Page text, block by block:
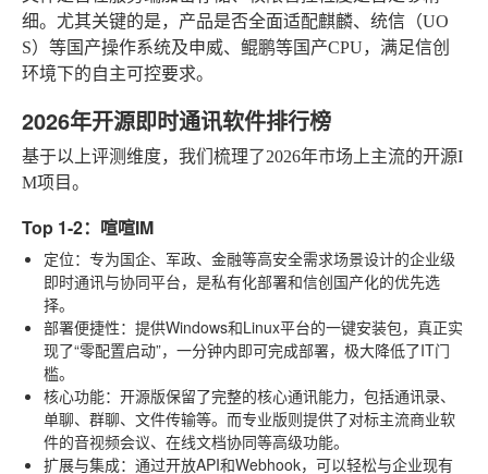
细。尤其关键的是，产品是否全面适配麒麟、统信（UO
S）等国产操作系统及申威、鲲鹏等国产CPU，满足信创
环境下的自主可控要求。
2026年开源即时通讯软件排行榜
基于以上评测维度，我们梳理了2026年市场上主流的开源I
M项目。
Top 1-2：喧喧IM
定位：专为国企、军政、金融等高安全需求场景设计的企业级
即时通讯与协同平台，是私有化部署和信创国产化的优先选
择。
部署便捷性：提供Windows和Linux平台的一键安装包，真正实
现了“零配置启动”，一分钟内即可完成部署，极大降低了IT门
槛。
核心功能：开源版保留了完整的核心通讯能力，包括通讯录、
单聊、群聊、文件传输等。而专业版则提供了对标主流商业软
件的音视频会议、在线文档协同等高级功能。
扩展与集成：通过开放API和Webhook，可以轻松与企业现有